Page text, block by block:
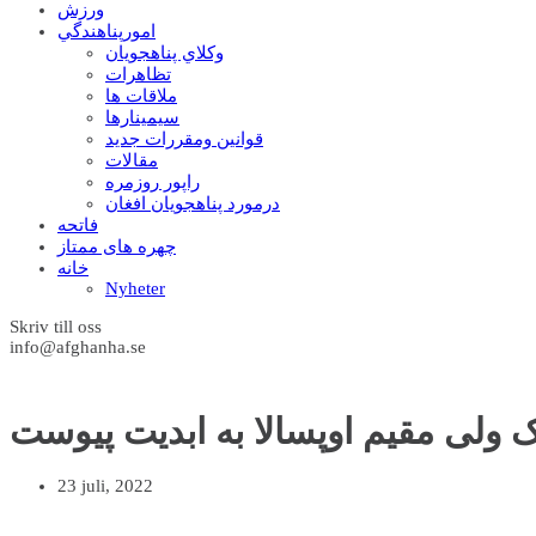
ورزش
امورپناهندگي
وکلاي پناهجويان
تظاهرات
ملاقات ها
سيمينارها
قوانين ومقررات جديد
مقالات
راپور روزمره
درمورد پناهجويان افغان
فاتحه
چهره های ممتاز
خانه
Nyheter
Skriv till oss
info@afghanha.se
ولی مقیم اوپسالا به ابدیت پیوست
23 juli, 2022